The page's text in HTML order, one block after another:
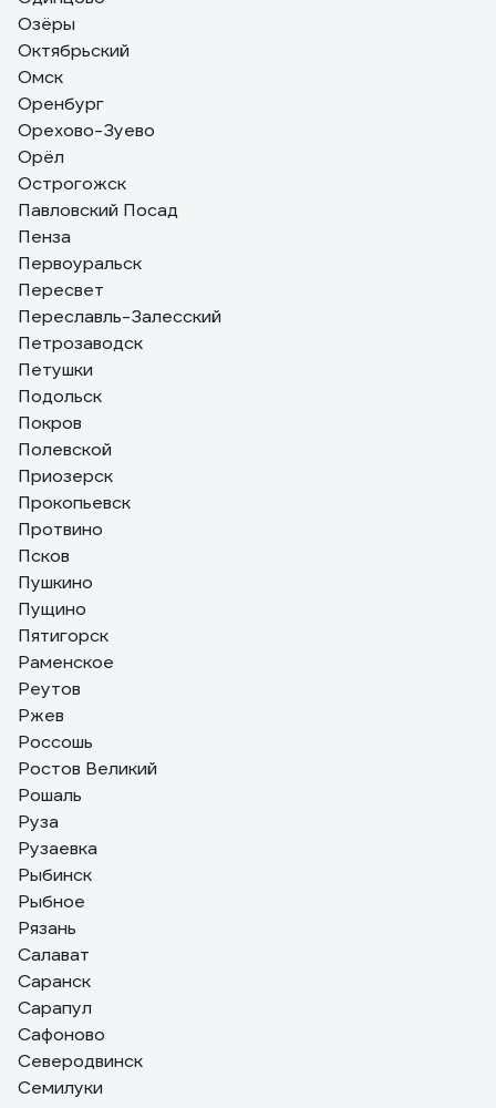
Озёры
Октябрьский
Омск
Оренбург
Орехово-Зуево
Орёл
Острогожск
Павловский Посад
Пенза
Первоуральск
Пересвет
Переславль-Залесский
Петрозаводск
Петушки
Подольск
Покров
Полевской
Приозерск
Прокопьевск
Протвино
Псков
Пушкино
Пущино
Пятигорск
Раменское
Реутов
Ржев
Россошь
Ростов Великий
Рошаль
Руза
Рузаевка
Рыбинск
Рыбное
Рязань
Салават
Саранск
Сарапул
Сафоново
Северодвинск
Семилуки